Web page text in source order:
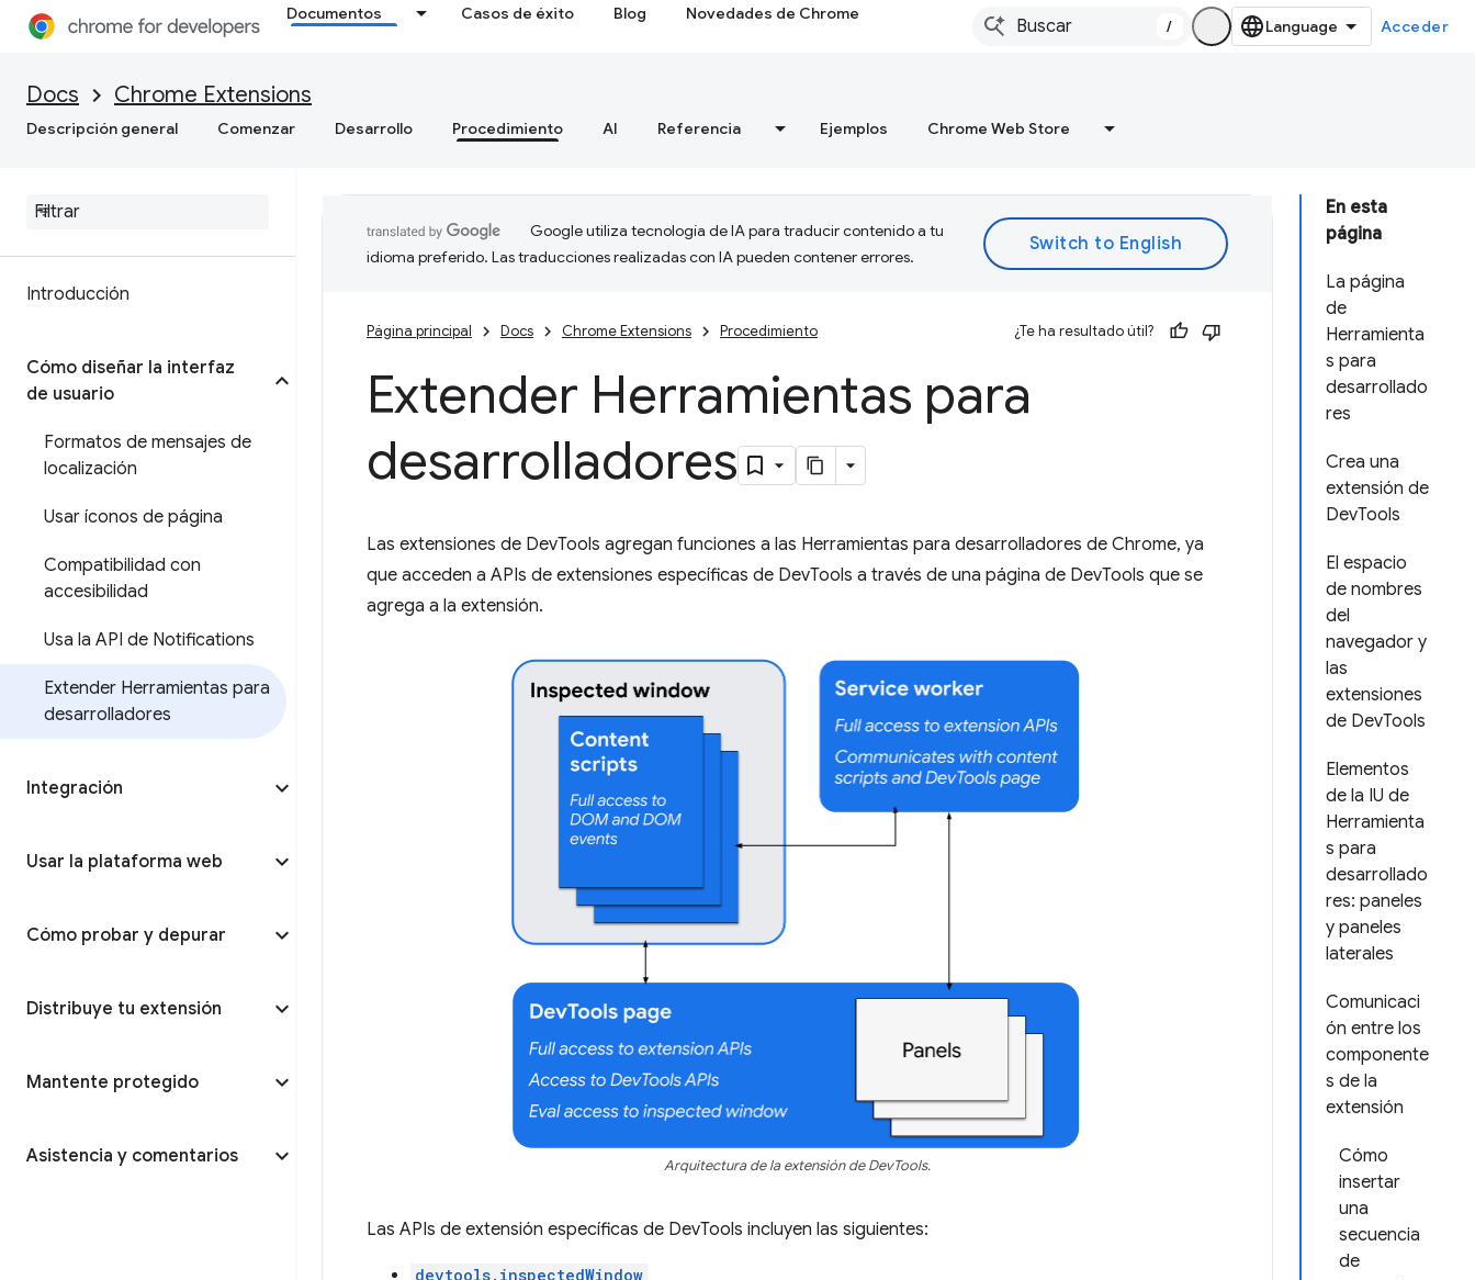
Documentos Casos de éxito Blog Novedades de Chrome
/ Acceder
Docs Chrome Extensions
Descripción general Comenzar Desarrollo Procedimiento AI Referencia Ejemplos Chrome Web Store
Introducción
Cómo diseñar la interfaz
de usuario
Formatos de mensajes de
localización
Usar íconos de página
Compatibilidad con
accesibilidad
Usa la API de Notifications
Extender Herramientas para
desarrolladores
Integración
Usar la plataforma web
Cómo probar y depurar
Distribuye tu extensión
Mantente protegido
Asistencia y comentarios
En esta
página
La página
de
Herramienta
s para
desarrollado
res
Crea una
extensión de
DevTools
El espacio
de nombres
del
navegador y
las
extensiones
de DevTools
Elementos
de la IU de
Herramienta
s para
desarrollado
res: paneles
y paneles
laterales
Comunicaci
ón entre los
componente
s de la
extensión
Cómo
insertar
una
secuencia
de
Google utiliza tecnología de IA para traducir contenido a tu
idioma preferido. Las traducciones realizadas con IA pueden contener errores.
Página principal Docs Chrome Extensions Procedimiento ¿Te ha resultado útil?
Extender Herramientas para
desarrolladores
Las extensiones de DevTools agregan funciones a las Herramientas para desarrolladores de Chrome, ya
que acceden a APIs de extensiones específicas de DevTools a través de una página de DevTools que se
agrega a la extensión.
Arquitectura de la extensión de DevTools.
Las APIs de extensión específicas de DevTools incluyen las siguientes:
devtools.inspectedWindow